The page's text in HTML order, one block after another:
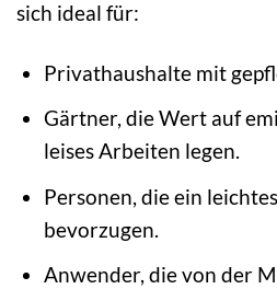
sich ideal für:
Privathaushalte mit
Gärtner, die Wert auf
leises Arbeiten legen.
Personen, die ein
bevorzugen.
Anwender, die von der